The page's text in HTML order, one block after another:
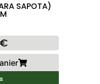
SAPOTA)